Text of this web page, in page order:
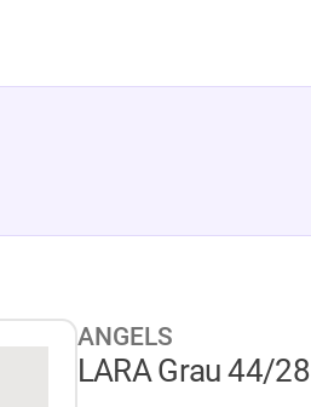
ANGELS
LARA Grau 44/28